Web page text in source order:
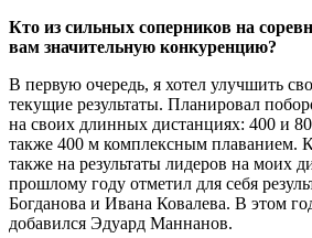
Кто из сильных соперников на
вам значительную конкуренцию?
В первую очередь, я хотел улучшить
текущие результаты. Планировал
на своих длинных дистанциях: 400 и
также 400 м комплексным плаванием.
также на результаты лидеров на моих
прошлому году отметил для себя
Богданова и Ивана Ковалева. В этом
добавился Эдуард Маннанов.